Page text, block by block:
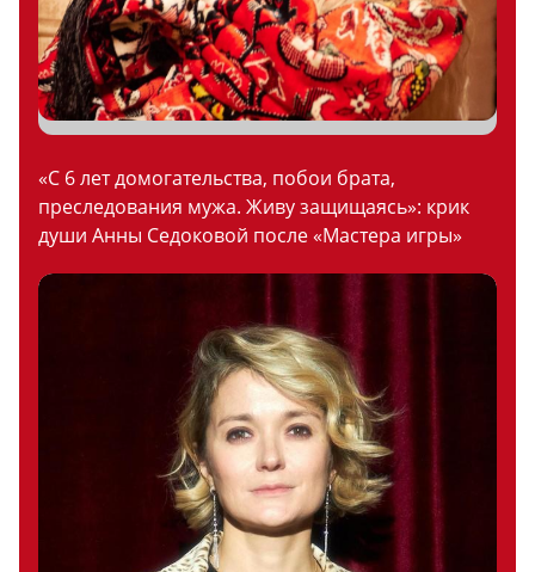
«С 6 лет домогательства, побои брата,
преследования мужа. Живу защищаясь»: крик
души Анны Седоковой после «Мастера игры»